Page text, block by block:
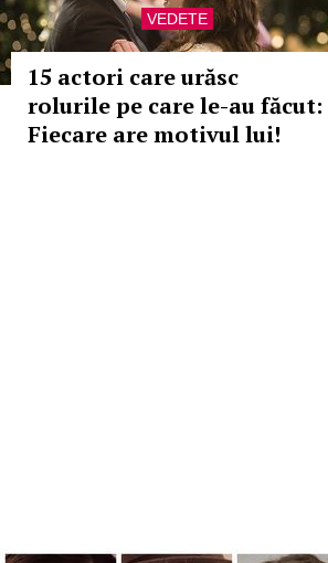
VEDETE
15 actori care urăsc
rolurile pe care le-au făcut:
Fiecare are motivul lui!